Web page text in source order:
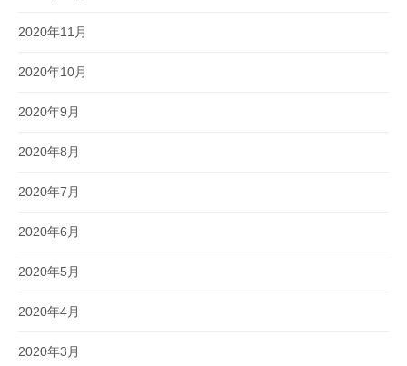
2020年11月
2020年10月
2020年9月
2020年8月
2020年7月
2020年6月
2020年5月
2020年4月
2020年3月